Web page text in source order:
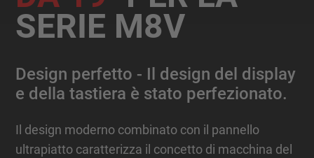
SERIE M8V
Design perfetto - Il design del display
e della tastiera è stato perfezionato.
Il design moderno combinato con il pannello
ultrapiatto caratterizza il concetto di macchina del